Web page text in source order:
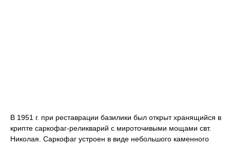
В 1951 г. при реставрации базилики был открыт хранящийся в
крипте саркофаг-реликварий с мироточивыми мощами свт.
Николая. Саркофаг устроен в виде небольшого каменного